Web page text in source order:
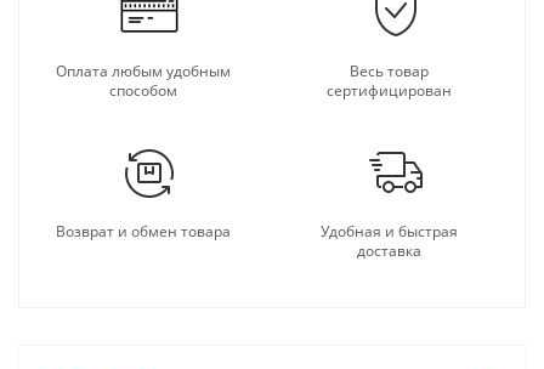
Оплата любым удобным
способом
Весь товар
сертифицирован
Возврат и обмен товара
Удобная и быстрая
доставка